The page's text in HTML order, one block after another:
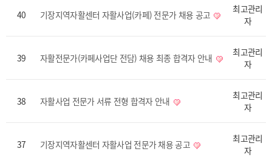
40 기장지역자활센터 자활사업(카페) 전문가 채용 공고
최고관리
자
39 자활전문가(카페사업단 전담) 채용 최종 합격자 안내
최고관리
자
38 자활사업 전문가 서류 전형 합격자 안내
최고관리
자
37 기장지역자활센터 자활사업 전문가 채용 공고
최고관리
자